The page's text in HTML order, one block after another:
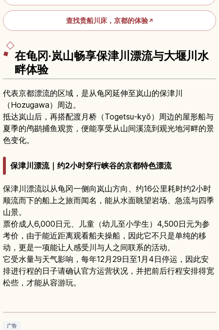
查找贵船川床，京都的体验↗
在龟冈·岚山畅享保津川漂流与大堰川水
畔体验
代表京都漂流的区域，是从龟冈延伸至岚山的保津川
（Hozugawa）周边。
抵达岚山后，再搭配渡月桥（Togetsu-kyō）周边的屋形船与
夏季的鸬鹚捕鱼观赏，便能享受从山间溪流到观光地河畔的景
色变化。
保津川漂流｜约2小时穿行峡谷的京都特色漂流
保津川漂流以从龟冈一侧向岚山方向、约16公里耗时约2小时
顺流而下的船上之旅而闻名，能从水面眺望岩场、急流与四季
山景。
票价成人6,000日元、儿童（幼儿至小学生）4,500日元为参
考价，由于能近距离观看船夫操船，因此它不只是单纯的移
动，更是一项能让人感受川与人之间联系的活动。
它受水量与天气影响，每年12月29日至1月4日停运，因此安
排进行程的日子请确认官方运营状况，并把前后行程安排得宽
松些，才能从容游玩。
广告